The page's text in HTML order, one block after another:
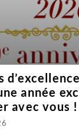
année
avec vous !